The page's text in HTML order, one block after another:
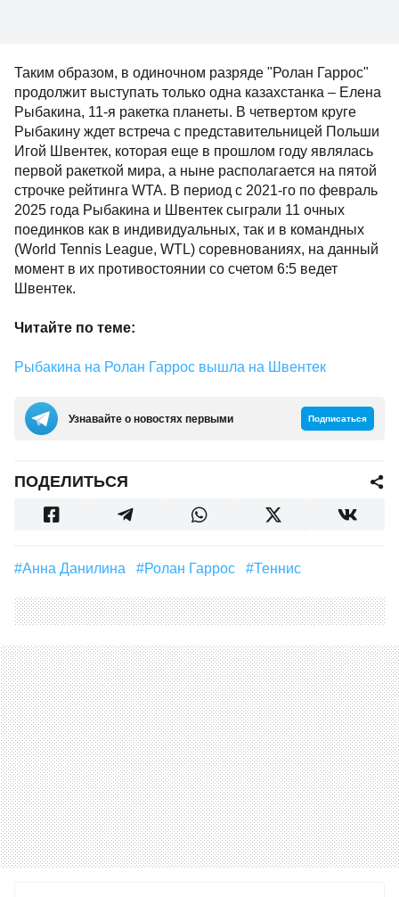
Таким образом, в одиночном разряде "Ролан Гаррос"
продолжит выступать только одна казахстанка – Елена
Рыбакина, 11-я ракетка планеты. В четвертом круге
Рыбакину ждет встреча с представительницей Польши
Игой Швентек, которая еще в прошлом году являлась
первой ракеткой мира, а ныне располагается на пятой
строчке рейтинга WTA. В период с 2021-го по февраль
2025 года Рыбакина и Швентек сыграли 11 очных
поединков как в индивидуальных, так и в командных
(World Tennis League, WTL) соревнованиях, на данный
момент в их противостоянии со счетом 6:5 ведет
Швентек.
Читайте по теме:
Рыбакина на Ролан Гаррос вышла на Швентек
Узнавайте о новостях первыми Подписаться
ПОДЕЛИТЬСЯ
#Анна Данилина #Ролан Гаррос #теннис